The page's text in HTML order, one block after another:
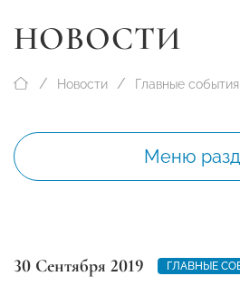
НОВОСТИ
Новости Главные события
Меню
30 Сентября 2019 ГЛАВНЫЕ